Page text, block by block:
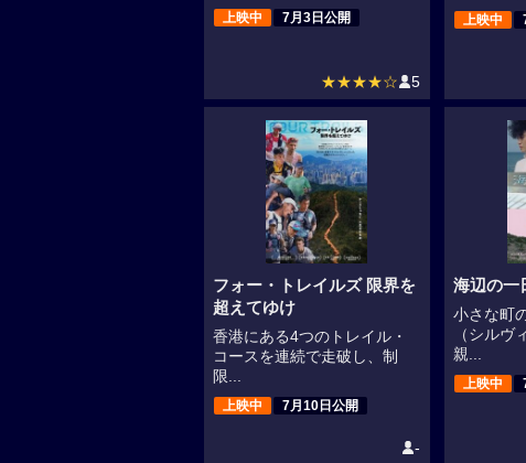
上映中 7月3日公開
★★★★☆ 5
上映中
フォー・トレイルズ 限界を
超えてゆけ
香港にある4つのトレイル・
コースを連続で走破し、制
限...
上映中 7月10日公開
-
海辺の一
小さな町
（シルヴ
親...
上映中